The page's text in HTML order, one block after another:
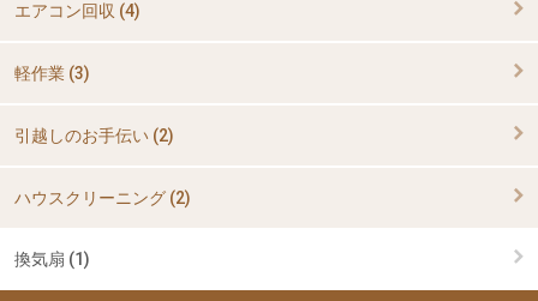
エアコン回収 (4)
軽作業 (3)
引越しのお手伝い (2)
ハウスクリーニング (2)
換気扇 (1)